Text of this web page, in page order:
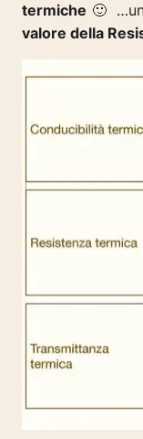
termiche 🙂
valore della